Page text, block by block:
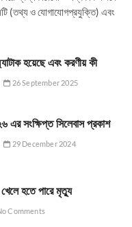
(তথ্য ও যোগাযোগপ্রযুক্তি) এবং
হয়েছে এবং করণীয় কী
26 September 2025
এর সংক্ষিপ্ত সিলেবাস প্রকাশ
29 December 2024
হতে পারে মৃত্যু
Comments